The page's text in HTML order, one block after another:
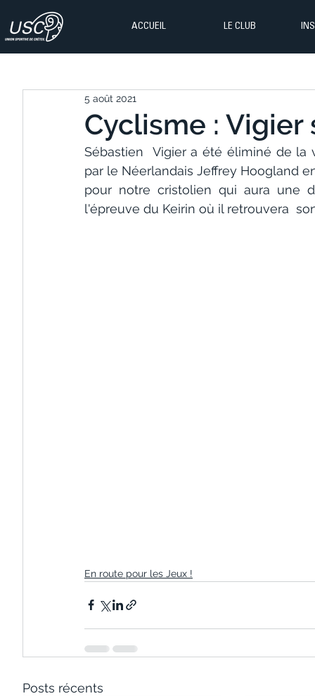
ACCUEIL LE CLUB
Cyclisme :
5 août 2021
Sébastien  Vigier a été éliminé de
par le Néerlandais Jeffrey Hoogland
pour notre cristolien qui aura une
l'épreuve du Keirin où il retrouvera
En route pour les Jeux !
Posts récents